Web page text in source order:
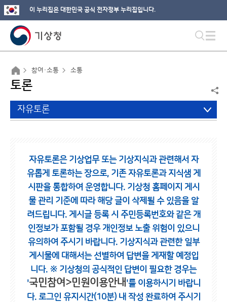
이 누리집은 대한민국 공식 전자정부 누리집입니다.
참여·소통 소통
토론
자유토론
자유토론은 기상업무 또는 기상지식과 관련해서 자
유롭게 토론하는 장으로, 기존 자유토론과 지식샘 게
시판을 통합하여 운영합니다. 기상청 홈페이지 게시
물 관리 기준에 따라 해당 글이 삭제될 수 있음을 알
려드립니다. 게시글 등록 시 주민등록번호와 같은 개
인정보가 포함될 경우 개인정보 노출 위험이 있으니
유의하여 주시기 바랍니다. 기상지식과 관련한 일부
게시물에 대해서는 선별하여 답변을 게재할 예정입
니다. ※ 기상청의 공식적인 답변이 필요한 경우는
'국민참여>민원이용안내 '를 이용하시기 바랍니
다. 로그인 유지시간(10분) 내 작성 완료하여 주시기